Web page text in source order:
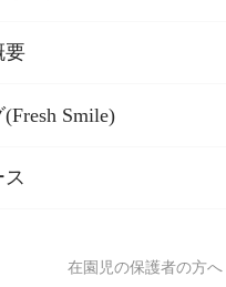
都認証保育所空き状況
れる理由一覧
期・幼児期・
バイリンガル保育園
要
概要
について
Smile)
在園児の保護者の方へ